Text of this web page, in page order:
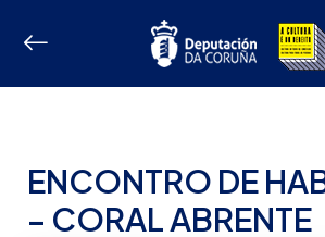
ENCONTRO DE
– CORAL ABRENTE